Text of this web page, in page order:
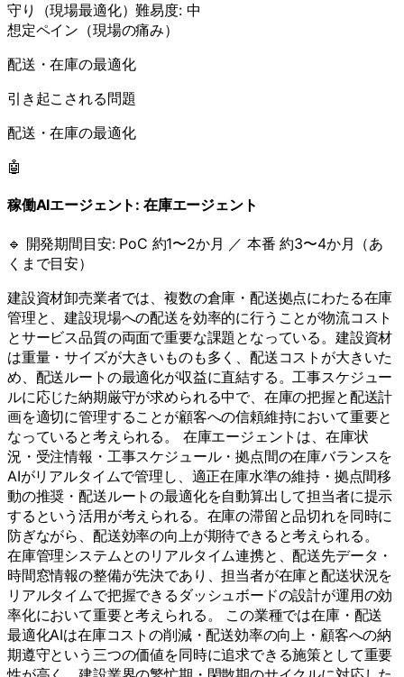
守り （現場最適化）難易度: 中
想定ペイン（現場の痛み）
配送・在庫の最適化
引き起こされる問題
配送・在庫の最適化
🤖
稼働AIエージェント: 在庫エージェント
🔹 開発期間目安: PoC 約1〜2か月 ／ 本番 約3〜4か月（あ
くまで目安）
建設資材卸売業者では、複数の倉庫・配送拠点にわたる在庫
管理と、建設現場への配送を効率的に行うことが物流コスト
とサービス品質の両面で重要な課題となっている。建設資材
は重量・サイズが大きいものも多く、配送コストが大きいた
め、配送ルートの最適化が収益に直結する。工事スケジュー
ルに応じた納期厳守が求められる中で、在庫の把握と配送計
画を適切に管理することが顧客への信頼維持において重要と
なっていると考えられる。 在庫エージェントは、在庫状
況・受注情報・工事スケジュール・拠点間の在庫バランスを
AIがリアルタイムで管理し、適正在庫水準の維持・拠点間移
動の推奨・配送ルートの最適化を自動算出して担当者に提示
するという活用が考えられる。在庫の滞留と品切れを同時に
防ぎながら、配送効率の向上が期待できると考えられる。
在庫管理システムとのリアルタイム連携と、配送先データ・
時間窓情報の整備が先決であり、担当者が在庫と配送状況を
リアルタイムで把握できるダッシュボードの設計が運用の効
率化において重要と考えられる。 この業種では在庫・配送
最適化AIは在庫コストの削減・配送効率の向上・顧客への納
期遵守という三つの価値を同時に追求できる施策として重要